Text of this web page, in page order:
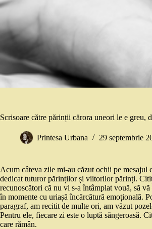
Scrisoare către părinții cărora uneori le e greu,
Printesa Urbana 29 septembrie
Acum câteva zile mi-au căzut ochii pe mesajul
dedicat tuturor părinților și viitorilor părinți.
recunoscători că nu vi s-a întâmplat vouă, să
în momente cu uriașă încărcătură emoțională.
paragraf, am recitit de multe ori, am văzut
Pentru ele, fiecare zi este o luptă sângeroasă.
care rămân.